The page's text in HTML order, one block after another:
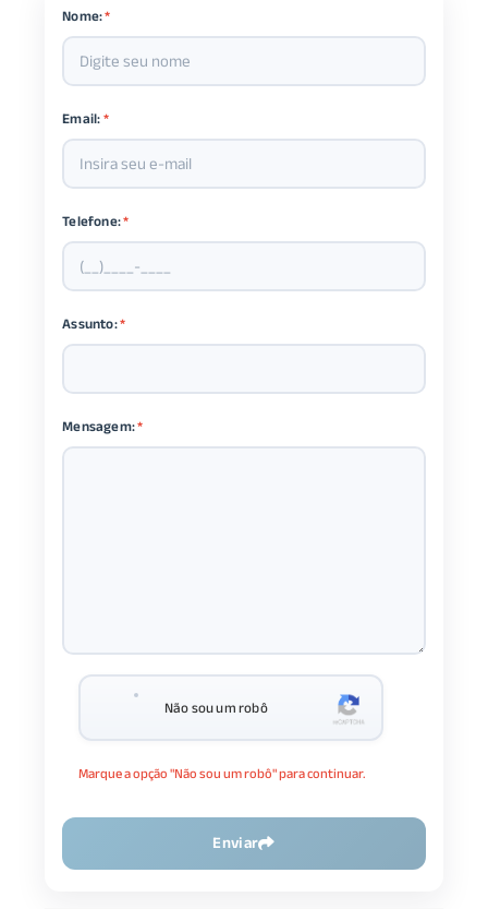
Nome:*
Email:*
Telefone:*
Assunto:*
Mensagem:*
Não sou um robô
Marque a opção "Não sou um robô" para continuar.
Enviar